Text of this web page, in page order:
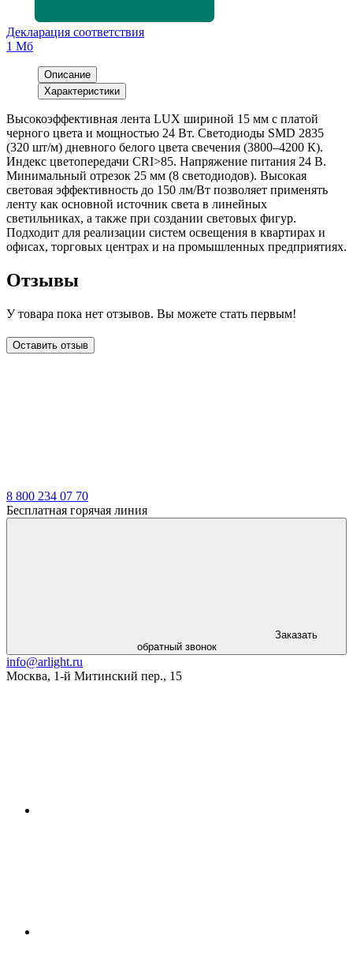
Декларация соответствия
1 Мб
Описание
Характеристики
Высокоэффективная лента LUX шириной 15 мм с платой
черного цвета и мощностью 24 Вт. Светодиоды SMD 2835
(320 шт/м) дневного белого цвета свечения (3800–4200 К).
Индекс цветопередачи CRI>85. Напряжение питания 24 В.
Минимальный отрезок 25 мм (8 светодиодов). Высокая
световая эффективность до 150 лм/Вт позволяет применять
ленту как основной источник света в линейных
светильниках, а также при создании световых фигур.
Подходит для реализации систем освещения в квартирах и
офисах, торговых центрах и на промышленных предприятиях.
Отзывы
У товара пока нет отзывов. Вы можете стать первым!
Оставить отзыв
8 800 234 07 70
Бесплатная горячая линия
Заказать
обратный звонок
info@arlight.ru
Москва, 1-й Митинский пер., 15